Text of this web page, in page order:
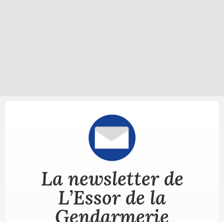
La newsletter de
L’Essor de la
Gendarmerie